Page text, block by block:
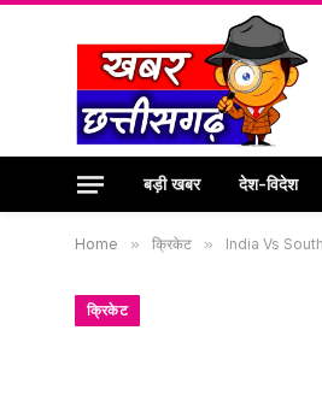
बड़ी खबर देश-विदेश
Home » क्रिकेट » India Vs South
क्रिकेट